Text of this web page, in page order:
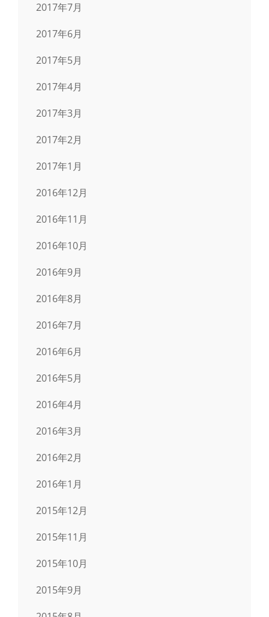
2017年7月
2017年6月
2017年5月
2017年4月
2017年3月
2017年2月
2017年1月
2016年12月
2016年11月
2016年10月
2016年9月
2016年8月
2016年7月
2016年6月
2016年5月
2016年4月
2016年3月
2016年2月
2016年1月
2015年12月
2015年11月
2015年10月
2015年9月